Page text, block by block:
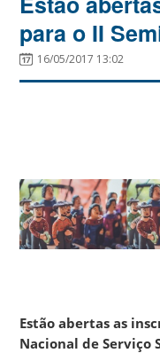
para o II
16/05/2017 13:02
Estão abertas as
Nacional de Serviço